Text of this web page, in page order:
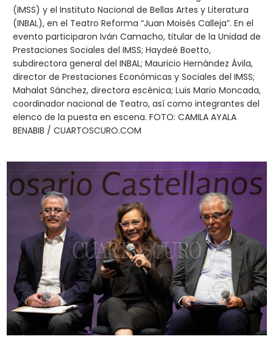
(IMSS) y el Instituto Nacional de Bellas Artes y Literatura
(INBAL), en el Teatro Reforma “Juan Moisés Calleja”. En el
evento participaron Iván Camacho, titular de la Unidad de
Prestaciones Sociales del IMSS; Haydeé Boetto,
subdirectora general del INBAL; Mauricio Hernández Ávila,
director de Prestaciones Económicas y Sociales del IMSS;
Mahalat Sánchez, directora escénica; Luis Mario Moncada,
coordinador nacional de Teatro, así como integrantes del
elenco de la puesta en escena. FOTO: CAMILA AYALA
BENABIB / CUARTOSCURO.COM